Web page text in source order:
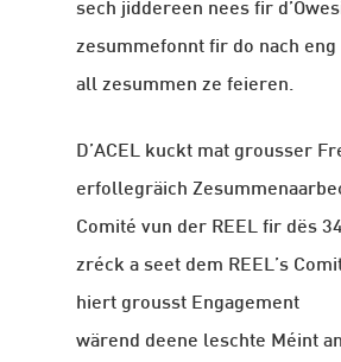
sech jiddereen nees fir
zesummefonnt fir do nach
all zesummen ze feieren.
D’ACEL kuckt mat grousser
erfollegräich
Comité vun der REEL fir dës
zréck a seet dem REEL’s
hiert grousst Engagement
wärend deene leschte Méint